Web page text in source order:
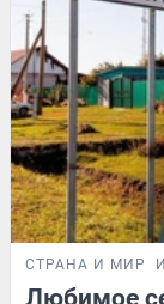
СТРАНА И МИР
Любимое